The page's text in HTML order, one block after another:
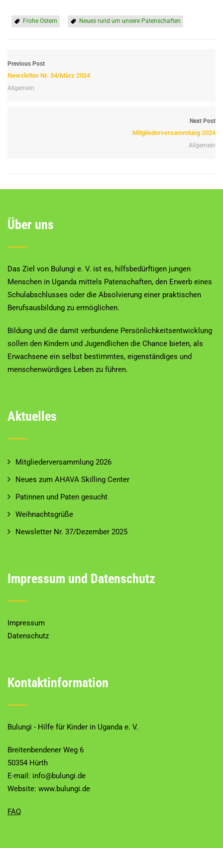
Frohe Ostern Neues rund um unsere Patenschaften
Previous Post
Newsletter Nr. 34/März 2024
Allgemein
Next Post
Mitgliederversammlung 2024
Allgemein
Über uns
Das Ziel von Bulungi e. V. ist es, hilfsbedürftigen jungen
Menschen in Uganda mittels Patenschaften, den Erwerb eines
Schulabschlusses oder die Absolvierung einer praktischen
Berufsausbildung zu ermöglichen.
Bildung und die damit verbundene Persönlichkeitsentwicklung
sollen den Kindern und Jugendlichen die Chance bieten, als
Erwachsene ein selbst bestimmtes, eigenständiges und
menschenwürdiges Leben zu führen.
Aktuelles
Mitgliederversammlung 2026
Neues zum AHAVA Skilling Center
Patinnen und Paten gesucht
Weihnachtsgrüße
Newsletter Nr. 37/Dezember 2025
Impressum und Datenschutz
Impressum
Datenschutz
Kontaktinformation
Bulungi - Hilfe für Kinder in Uganda e. V.
Breitenbendener Weg 6
50354 Hürth
E-mail: info@bulungi.de
Website: www.bulungi.de
FAQ